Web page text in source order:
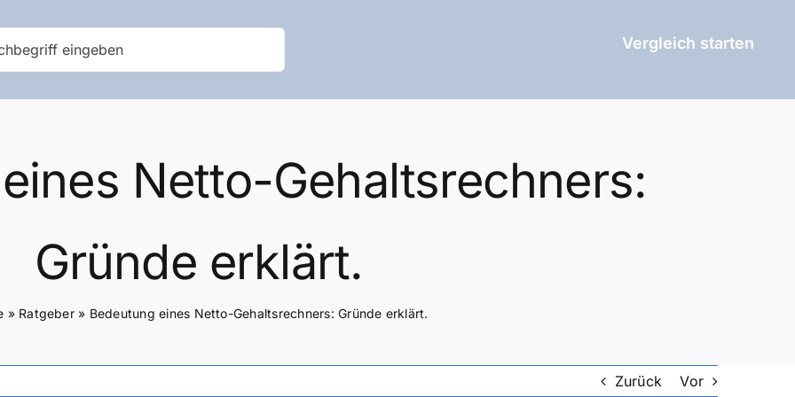
Vergleich starten
Netto-Gehaltsrechners:
Gründe erklärt.
» Ratgeber» Bedeutung eines Netto-Gehaltsrechners: Gründe erklärt.
Zurück Vor